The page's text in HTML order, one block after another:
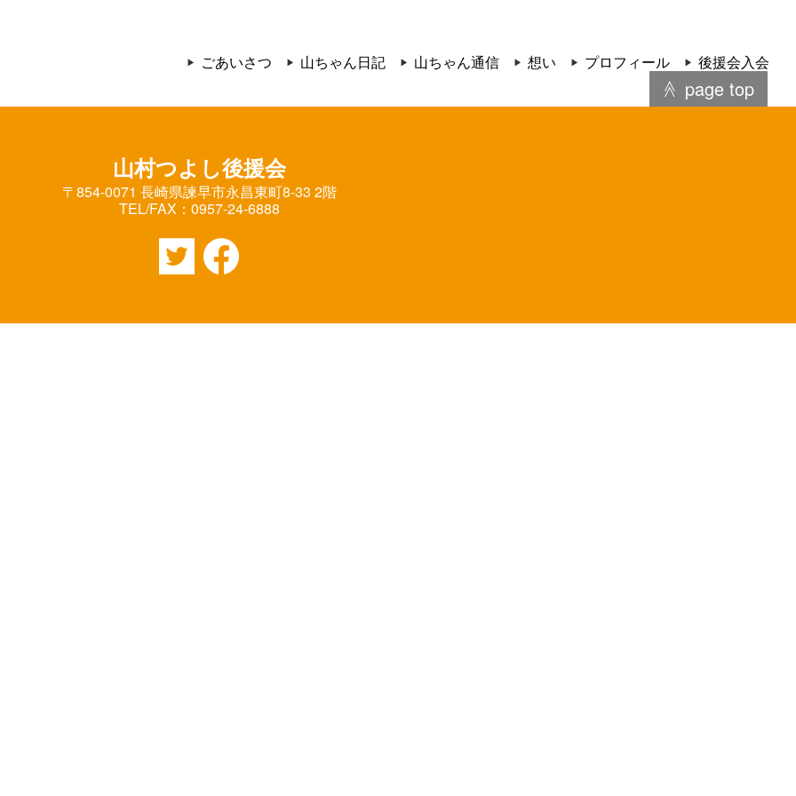
ごあいさつ 山ちゃん日記 山ちゃん通信 想い プロフィール 後援会入会
page top
山村つよし後援会
〒854-0071 長崎県諫早市永昌東町8-33 2階
TEL/FAX：0957-24-6888
TwitterFacebook